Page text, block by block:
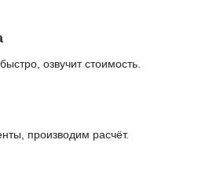
озвучит стоимость.
производим расчёт.